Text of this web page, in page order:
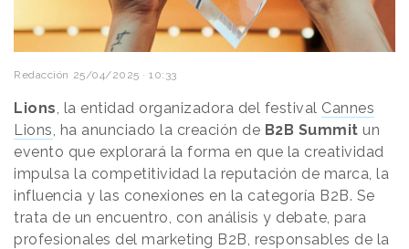
Redacción 25/04/2025 · 10:33
Lions , la entidad organizadora del festival Cannes
Lions , ha anunciado la creación de B2B Summit un
evento que explorará la forma en que la creatividad
impulsa la competitividad la reputación de marca, la
influencia y las conexiones en la categoría B2B. Se
trata de un encuentro, con análisis y debate, para
profesionales del marketing B2B, responsables de la